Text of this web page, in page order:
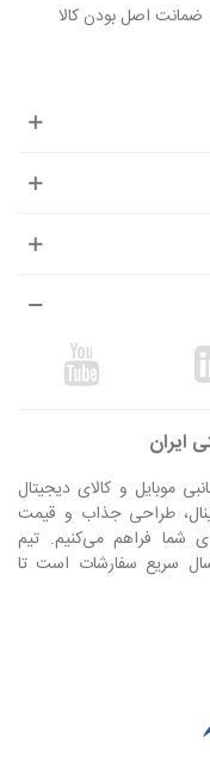
ضمانت اصل بودن کالا
ایران
موبایل و کالای دیجیتال
طراحی جذاب و قیمت
شما فراهم می‌کنیم. تیم
سریع سفارشات است تا